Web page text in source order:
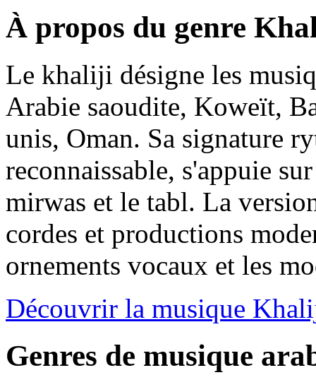
À propos du genre
Le khaliji désigne les
Arabie saoudite, Koweït,
unis, Oman. Sa signature
reconnaissable, s'appuie
mirwas et le tabl. La
cordes et productions
ornements vocaux et les
Découvrir la musique
Genres de musique